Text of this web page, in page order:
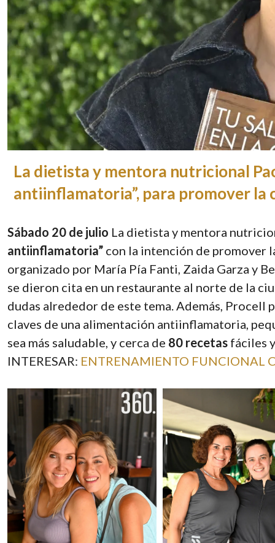
La dietista y mentora nutricional
antiinflamatoria”, para promover la
Sábado 20 de julio La dietista y mentora
antiinflamatoria” con la intención de promover
organizado por María Pía Fanti, Zaida Garza y
se dieron cita en un restaurante al norte de la
dudas alrededor de este tema. Además, Procell
claves de una alimentación antiinflamatoria,
sea más saludable, y cerca de 80 recetas fáciles
INTERESAR: ENTRENAMIENTO FUNCIONAL